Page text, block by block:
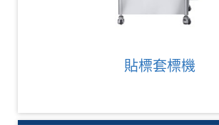
貼標套標機